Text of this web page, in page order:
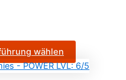
wählen